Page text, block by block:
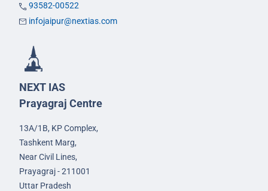
93582-00522
infojaipur@nextias.com
NEXT IAS
Prayagraj Centre
13A/1B, KP Complex,
Tashkent Marg,
Near Civil Lines,
Prayagraj - 211001
Uttar Pradesh